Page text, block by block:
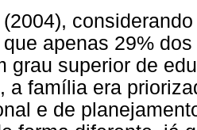
apenas 29%
grau superior de
a família era
e de